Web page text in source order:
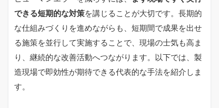
できる短期的な対策を講じることが大切です。長期的
な仕組みづくりを進めながらも、短期間で成果を出せ
る施策を並行して実施することで、現場の士気も高ま
り、継続的な改善活動へつながります。以下では、製
造現場で即効性が期待できる代表的な手法を紹介しま
す。